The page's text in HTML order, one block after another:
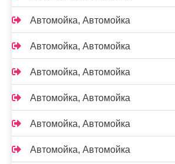
Автомойка, Автомойка
Автомойка, Автомойка
Автомойка, Автомойка
Автомойка, Автомойка
Автомойка, Автомойка
Автомойка, Автомойка